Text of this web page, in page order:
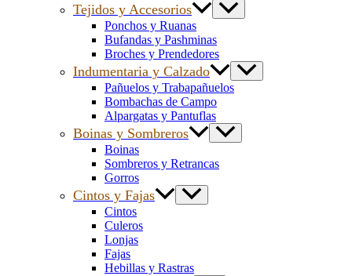
Tejidos y Accesorios
Ponchos y Ruanas
Bufandas y Pashminas
Broches y Prendedores
Indumentaria y Calzado
Pañuelos y Trabapañuelos
Bombachas de Campo
Alpargatas y Pantuflas
Boinas y Sombreros
Boinas
Sombreros y Retrancas
Gorros
Cintos y Fajas
Cintos
Culeros
Lonjas
Fajas
Hebillas y Rastras